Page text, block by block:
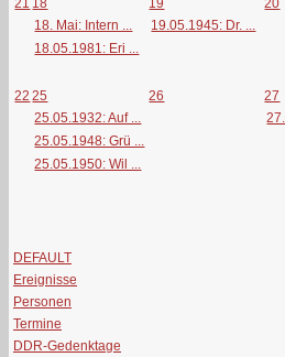
21 18
18. Mai: Intern ...
18.05.1981: Eri ...
19
19.05.1945: Dr. ...
20
22 25
25.05.1932: Auf ...
25.05.1948: Grü ...
25.05.1950: Wil ...
26
27
DEFAULT
Ereignisse
Personen
Termine
DDR-Gedenktage